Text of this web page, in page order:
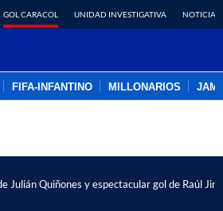
GOL CARACOL UNIDAD INVESTIGATIVA NOTICIAS
FIFA-INFANTINO MILLONARIOS
Julián Quiñones y espectacular gol de Raúl